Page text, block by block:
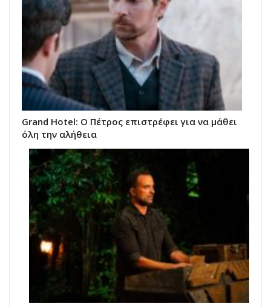
Grand Hotel: Ο Πέτρος επιστρέφει για να μάθει
όλη την αλήθεια